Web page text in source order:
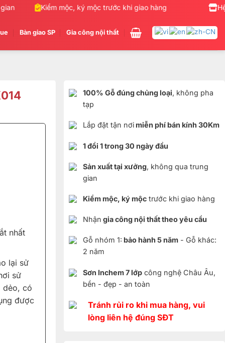
Kiểm mộc, ký mộc trước khi giao hàng Nhận gia
Bàn giao SP Gia công nội thất
100% Gỗ đúng chủng loại, không pha
tạp
Lắp đặt tận nơimiễn phí bán kính 30Km
1 đổi 1 trong 30 ngày đầu
Sản xuất tại xưởng, không qua trung
gian
Kiểm mộc, ký mộctrước khi giao hàng
Nhận gia công nội thất theo yêu cầu
Gỗ nhóm 1: bảo hành 5 năm- Gỗ khác:
2 năm
Sơn Inchem 7 lớpcông nghệ Châu Âu,
bền - đẹp - an toàn
Tránh rủi ro khi mua hàng, vui
lòng liên hệ đúng SĐT
nhất
lại sử
sử
dẻo, có
được